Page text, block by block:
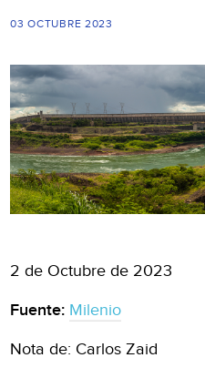
03 OCTUBRE 2023
2 de Octubre de 2023
Fuente: Milenio
Nota de: Carlos Zaid